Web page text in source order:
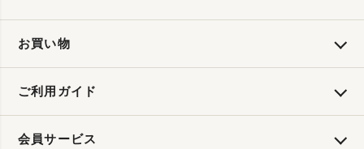
お買い物
ご利用ガイド
会員サービス